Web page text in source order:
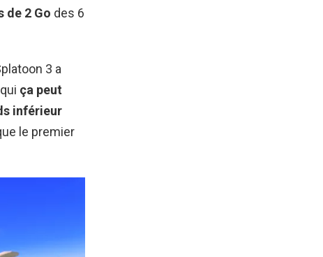
de 2 Go des 6
3 a
ça peut
inférieur
le premier